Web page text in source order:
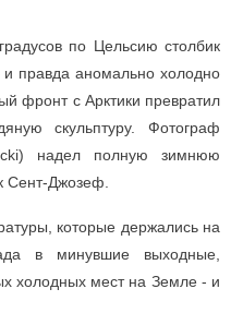
по Цельсию столбик
правда аномально холодно
фронт с Арктики превратил
скульптуру. Фотограф
надел полную зимнюю
Сент-Джозеф.
которые держались на
в минувшие выходные,
холодных мест на Земле - и